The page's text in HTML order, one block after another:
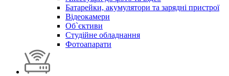
Батарейки, акумулятори та зарядні пристрої
Відеокамери
Об`єктиви
Студійне обладнання
Фотоапарати